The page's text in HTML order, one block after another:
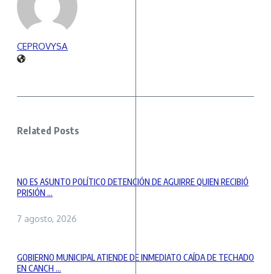
CEPROVYSA
Related Posts
NO ES ASUNTO POLÍTICO DETENCIÓN DE AGUIRRE QUIEN RECIBIÓ
PRISIÓN ...
7 agosto, 2026
GOBIERNO MUNICIPAL ATIENDE DE INMEDIATO CAÍDA DE TECHADO
EN CANCH ...